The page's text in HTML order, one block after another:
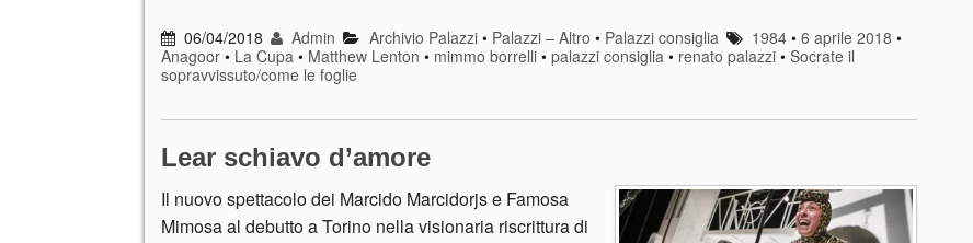
06/04/2018 Admin Archivio Palazzi• Palazzi – Altro • Palazzi consiglia 1984• 6 aprile 2018 •
Anagoor • La Cupa • Matthew Lenton • mimmo borrelli • palazzi consiglia • renato palazzi • Socrate il
sopravvissuto/come le foglie
Lear schiavo d’amore
Il nuovo spettacolo dei Marcido Marcidorjs e Famosa
Mimosa al debutto a Torino nella visionaria riscrittura di